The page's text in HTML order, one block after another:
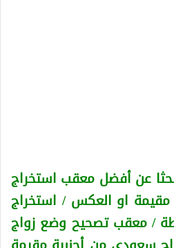
عن أفضل معقب استخراج
مقيمة او العكس/ استخراج
/ معقب تصحيح وضع زواج